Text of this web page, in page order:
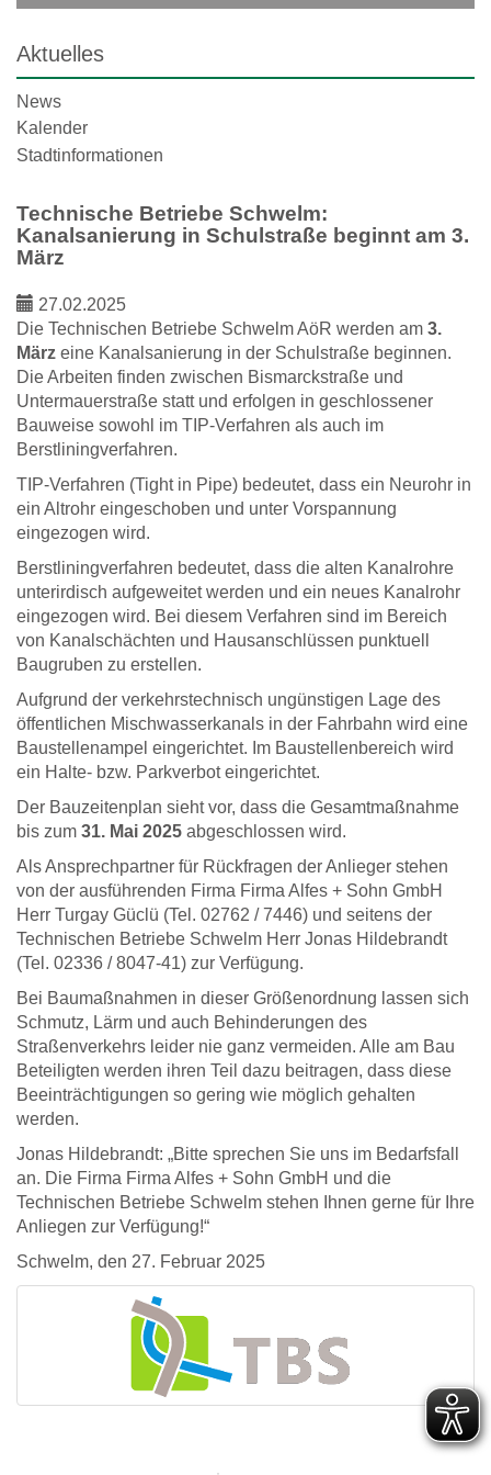
Aktuelles
News
Kalender
Stadtinformationen
Technische Betriebe Schwelm:
Kanalsanierung in Schulstraße beginnt am 3.
März
27.02.2025
Die Technischen Betriebe Schwelm AöR werden am 3.
März eine Kanalsanierung in der Schulstraße beginnen.
Die Arbeiten finden zwischen Bismarckstraße und
Untermauerstraße statt und erfolgen in geschlossener
Bauweise sowohl im TIP-Verfahren als auch im
Berstliningverfahren.
TIP-Verfahren (Tight in Pipe) bedeutet, dass ein Neurohr in
ein Altrohr eingeschoben und unter Vorspannung
eingezogen wird.
Berstliningverfahren bedeutet, dass die alten Kanalrohre
unterirdisch aufgeweitet werden und ein neues Kanalrohr
eingezogen wird. Bei diesem Verfahren sind im Bereich
von Kanalschächten und Hausanschlüssen punktuell
Baugruben zu erstellen.
Aufgrund der verkehrstechnisch ungünstigen Lage des
öffentlichen Mischwasserkanals in der Fahrbahn wird eine
Baustellenampel eingerichtet. Im Baustellenbereich wird
ein Halte- bzw. Parkverbot eingerichtet.
Der Bauzeitenplan sieht vor, dass die Gesamtmaßnahme
bis zum 31. Mai 2025 abgeschlossen wird.
Als Ansprechpartner für Rückfragen der Anlieger stehen
von der ausführenden Firma Firma Alfes + Sohn GmbH
Herr Turgay Güclü (Tel. 02762 / 7446) und seitens der
Technischen Betriebe Schwelm Herr Jonas Hildebrandt
(Tel. 02336 / 8047-41) zur Verfügung.
Bei Baumaßnahmen in dieser Größenordnung lassen sich
Schmutz, Lärm und auch Behinderungen des
Straßenverkehrs leider nie ganz vermeiden. Alle am Bau
Beteiligten werden ihren Teil dazu beitragen, dass diese
Beeinträchtigungen so gering wie möglich gehalten
werden.
Jonas Hildebrandt: „Bitte sprechen Sie uns im Bedarfsfall
an. Die Firma Firma Alfes + Sohn GmbH und die
Technischen Betriebe Schwelm stehen Ihnen gerne für Ihre
Anliegen zur Verfügung!“
Schwelm, den 27. Februar 2025